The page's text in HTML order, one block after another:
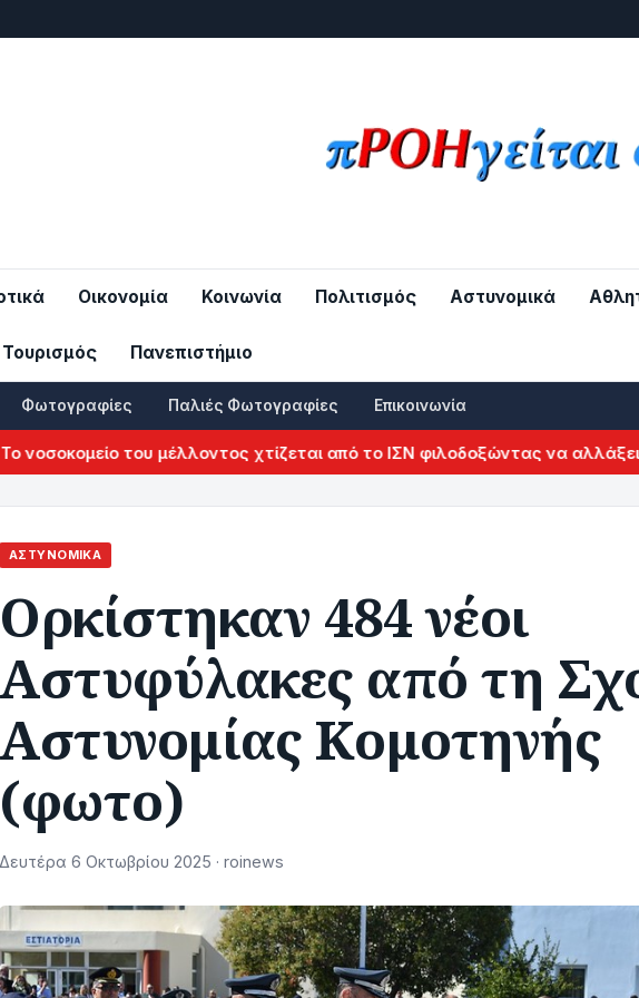
Οικονομία Κοινωνία Πολιτισμός Αστυνομικά
Τουρισμός Πανεπιστήμιο
Φωτογραφίες Παλιές Φωτογραφίες Επικοινωνία
του μέλλοντος χτίζεται από το ΙΣΝ φιλοδοξώντας να αλλάξει τον
ΑΣΤΥΝΟΜΙΚΆ
Oρκίστηκαν 484 νέοι
Αστυφύλακες από τη
Αστυνομίας Κομοτηνής
(φωτο)
Δευτέρα 6 Οκτωβρίου 2025 · roinews